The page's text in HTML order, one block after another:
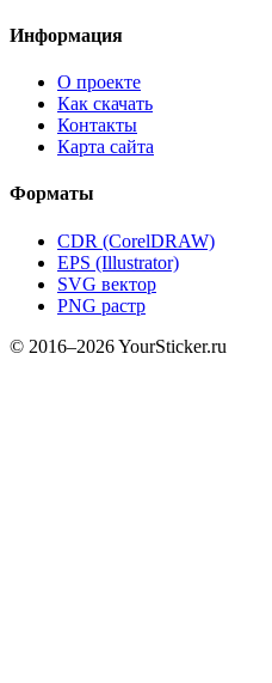
Информация
О проекте
Как скачать
Контакты
Карта сайта
Форматы
CDR (CorelDRAW)
EPS (Illustrator)
SVG вектор
PNG растр
© 2016–2026 YourSticker.ru